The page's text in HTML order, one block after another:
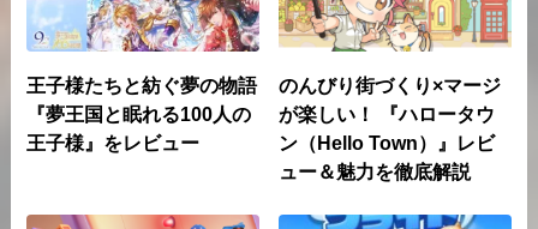
王子様たちと紡ぐ夢の物語
『夢王国と眠れる100人の
王子様』をレビュー
のんびり街づくり×マージ
が楽しい！ 『ハロータウ
ン（Hello Town）』レビ
ュー＆魅力を徹底解説